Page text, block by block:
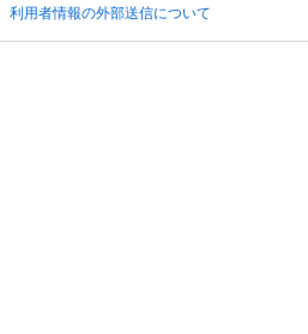
利用者情報の外部送信について